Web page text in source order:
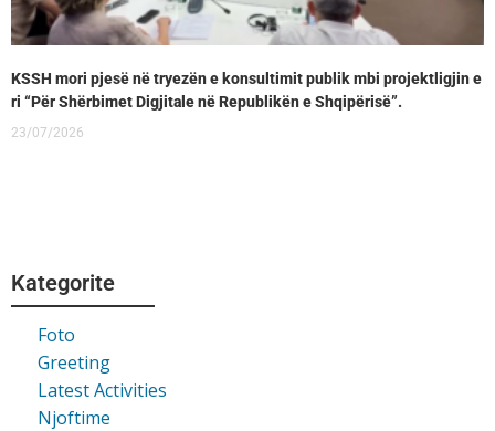
KSSH mori pjesë në tryezën e konsultimit publik mbi projektligjin e
ri “Për Shërbimet Digjitale në Republikën e Shqipërisë”.
23/07/2026
Kategorite
Foto
Greeting
Latest Activities
Njoftime